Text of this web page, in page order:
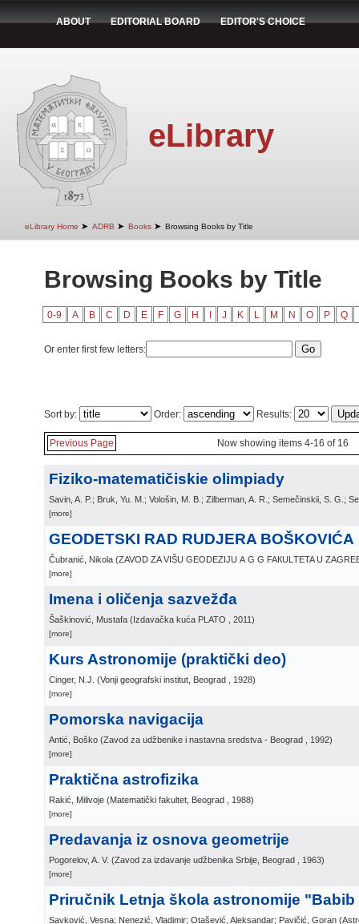
ABOUT EDITORIAL BOARD EDITOR'S CHOICE
eLibrary
eLibrary Home ➤ ADRB ➤ Books ➤ Browsing Books by Title
Browsing Books by Title
0-9 A B C D E F G H J K L M N O P Q
Or enter first few letters:
Sort by: Order: Results:
Previous Page Now showing items 4-16 of 16
Fiziko-matematičiskie olimpiady
Savin, A. P.; Bruk, Yu. M.; Vološin, M. B.; Zilberman, A. R.; Semečinskii, S. G.;
[more]
GEODETSKI RAD RUDJERA BOŠKOVIĆA
Čubranić, Nikola (ZAVOD ZA VIŠU GEODEZIJU А G G FAКULТETA U
[more]
Imena i oličenja sazvežđa
Šaškinović, Mustafa (Izdavačka kuća PLATO , 2011)
[more]
Kurs Astronomije (praktički deo)
Cinger, N.J. (Vonji geografski institut, Beograd , 1928)
[more]
Pomorska navigacija
Antić, Boško (Zavod za udžbenike i nastavna sredstva - Beograd , 1992)
[more]
Praktična astrofizika
Rakić, Milivoje (Matematički fakultet, Beograd , 1988)
[more]
Predavanja iz osnova geometrije
Pogorelov, A. V. (Zavod za izdavanje udžbenika Srbije, Beograd , 1963)
[more]
Priručnik Letnja škola astronomije "Babib
Savković, Vesna; Nenezić, Vladimir; Otašević, Aleksandar; Pavičić, Goran (